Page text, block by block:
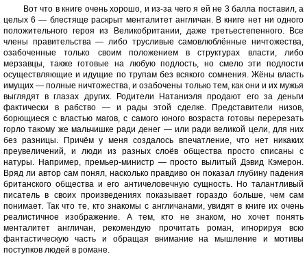
Вот что в книге очень хорошо, и из-за чего я ей не 3 балла поставил, а
целых 6 — блестяще раскрыт менталитет англичан. В книге нет ни одного
положительного героя из Великобритании, даже третьестепенного. Все
члены правительства — либо трусливые самовлюблённые ничтожества,
озабоченные только своим положением в структурах власти, либо
мерзавцы, также готовые на любую подлость, но смело эти подлости
осуществляющие и идущие по трупам без всякого сомнения. Жёны власть
имущих — полные ничтожества, и озабочены только тем, как они и их мужья
выглядят в глазах других. Родители Натаниэля продают его за деньги
фактически в рабство — и рады этой сделке. Представители низов,
борющиеся с властью магов, с самого юного возраста готовы перерезать
горло такому же мальчишке ради денег — или ради великой цели, для них
без разницы. Причём у меня создалось впечатление, что нет никаких
преувеличений, и люди из разных слоёв общества просто списаны с
натуры. Например, премьер-министр — просто вылитый Дэвид Кэмерон.
Вряд ли автор сам понял, насколько правдиво он показал глубину падения
британского общества и его античеловечную сущность. Но талантливый
писатель в своих произведениях показывает гораздо больше, чем сам
понимает. Так что те, кто знакомы с англичанами, увидят в книге их очень
реалистичное изображение. А тем, кто не знаком, но хочет понять
менталитет англичан, рекомендую прочитать роман, игнорируя всю
фантастическую часть и обращая внимание на мышление и мотивы
поступков людей в романе.